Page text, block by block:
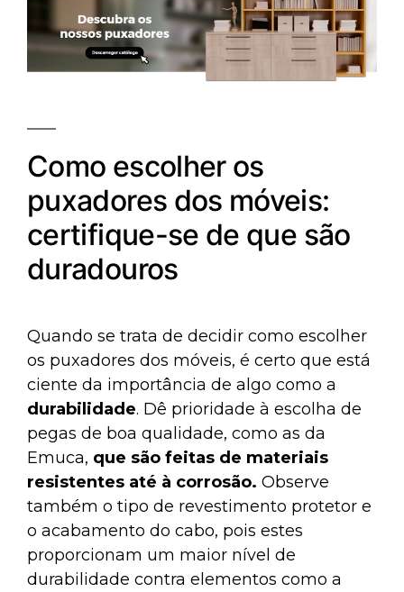
Como escolher os
puxadores dos móveis:
certifique-se de que são
duradouros
Quando se trata de decidir como escolher
os puxadores dos móveis, é certo que está
ciente da importância de algo como a
durabilidade. Dê prioridade à escolha de
pegas de boa qualidade, como as da
Emuca, que são feitas de materiais
resistentes até à corrosão. Observe
também o tipo de revestimento protetor e
o acabamento do cabo, pois estes
proporcionam um maior nível de
durabilidade contra elementos como a